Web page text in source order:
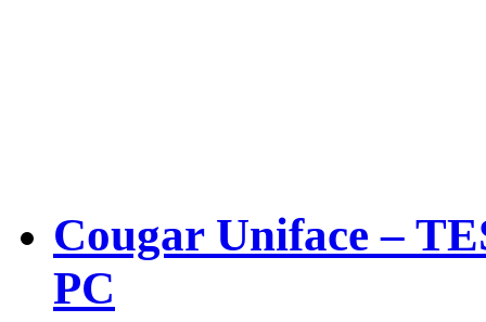
Cougar Uniface –
PC